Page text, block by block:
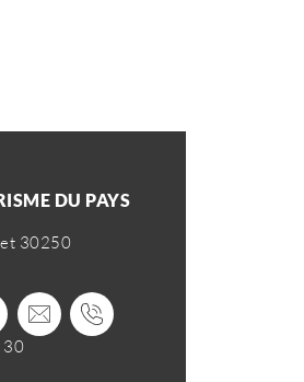
DU PAYS
30250
30